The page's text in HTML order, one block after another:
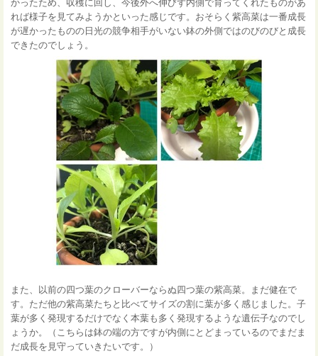
かったため、収穫に回し、今後外へ伸びず内側で育ってくれたものがあ
れば様子を見てみようかといった感じです。おそらく紫高菜は一番成長
が遅かったものの日光の競争相手がいない鉢の外側ではのびのびと成長
できたのでしょう。
また、以前の四つ葉のクローバーならぬ四つ葉の紫高菜。まだ健在で
す。ただ他の紫高菜たちと比べてサイズの割に葉が多く感じました。子
葉が多く発現するだけでなく本葉も多く発現するような遺伝子なのでし
ょうか。（こちらは鉢の端の方ですが内側にとどまっているのでまだま
だ成長を見守っていきたいです。）